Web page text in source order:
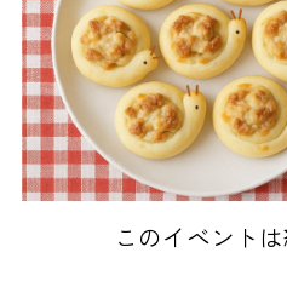
このイベント